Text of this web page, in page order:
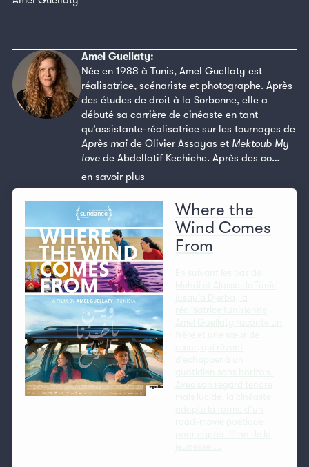
Amel Guellaty:
Née en 1988 à Tunis, Amel Guellaty est
réalisatrice, scénariste et photographe. Après
des études de droit à la Sorbonne, elle a
débuté sa carrière de cinéaste en tant
qu’assistante-réalisatrice sur les tournages de
Après mai de Olivier Assayas et Mektoub My
love de Abdellatif Kechiche. Après des co…
en savoir plus
Where the
Wind Comes
From